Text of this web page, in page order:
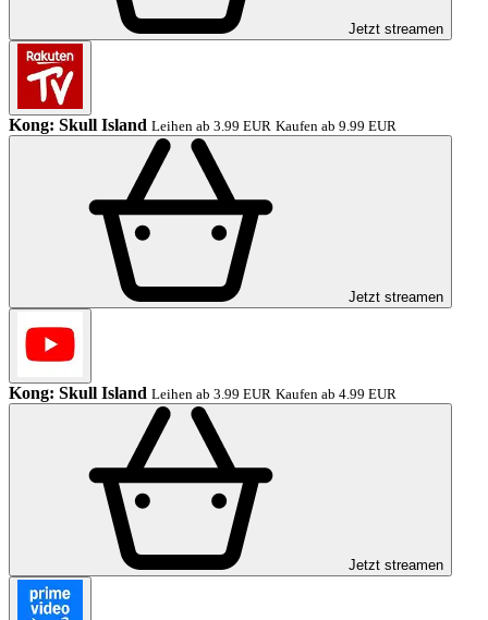
Jetzt streamen
Kong: Skull Island Leihen ab 3.99 EUR Kaufen ab 9.99 EUR
Jetzt streamen
Kong: Skull Island Leihen ab 3.99 EUR Kaufen ab 4.99 EUR
Jetzt streamen